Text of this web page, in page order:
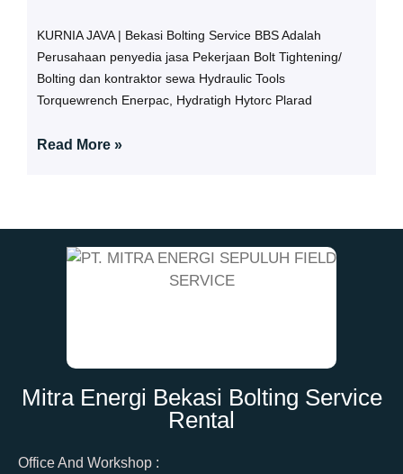
KURNIA JAVA | Bekasi Bolting Service BBS Adalah
Perusahaan penyedia jasa Pekerjaan Bolt Tightening/
Bolting dan kontraktor sewa Hydraulic Tools
Torquewrench Enerpac, Hydratigh Hytorc Plarad
Read More »
Mitra Energi Bekasi Bolting Service
Rental
Office And Workshop :